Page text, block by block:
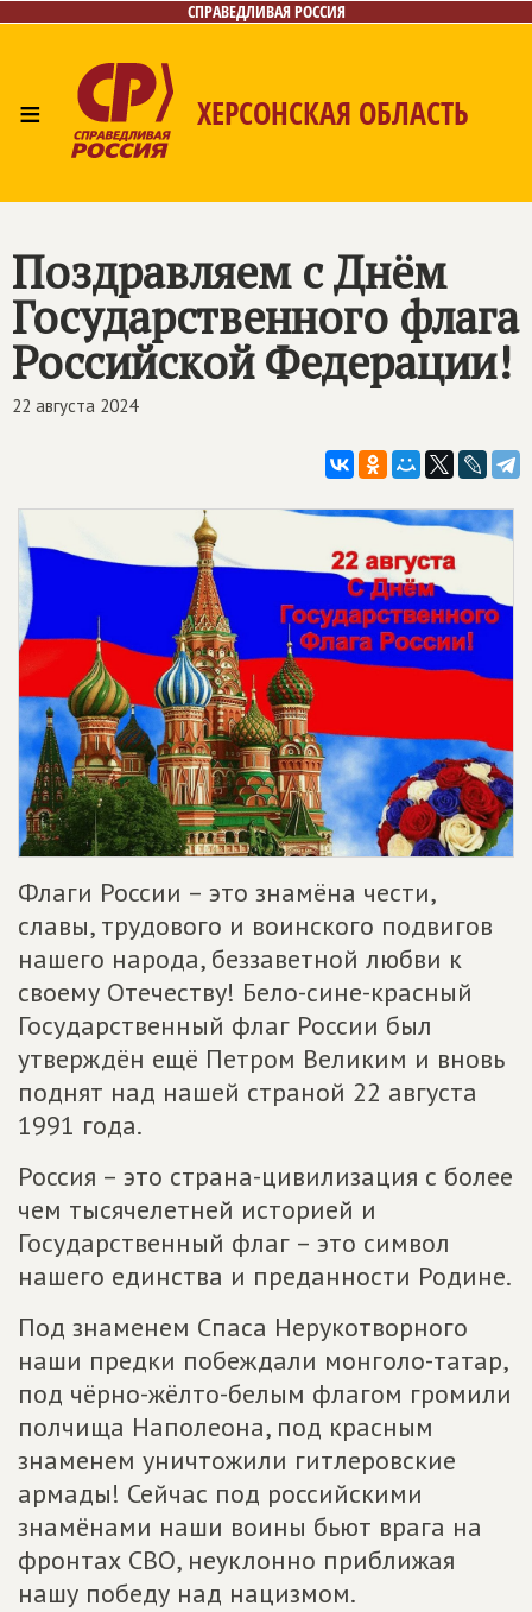
СПРАВЕДЛИВАЯ РОССИЯ
≡ ХЕРСОНСКАЯ ОБЛАСТЬ
Поздравляем с Днём
Государственного флага
Российской Федерации!
22 августа 2024
Флаги России – это знамёна чести,
славы, трудового и воинского подвигов
нашего народа, беззаветной любви к
своему Отечеству! Бело-сине-красный
Государственный флаг России был
утверждён ещё Петром Великим и вновь
поднят над нашей страной 22 августа
1991 года.
Россия – это страна-цивилизация с более
чем тысячелетней историей и
Государственный флаг – это символ
нашего единства и преданности Родине.
Под знаменем Спаса Нерукотворного
наши предки побеждали монголо-татар,
под чёрно-жёлто-белым флагом громили
полчища Наполеона, под красным
знаменем уничтожили гитлеровские
армады! Сейчас под российскими
знамёнами наши воины бьют врага на
фронтах СВО, неуклонно приближая
нашу победу над нацизмом.